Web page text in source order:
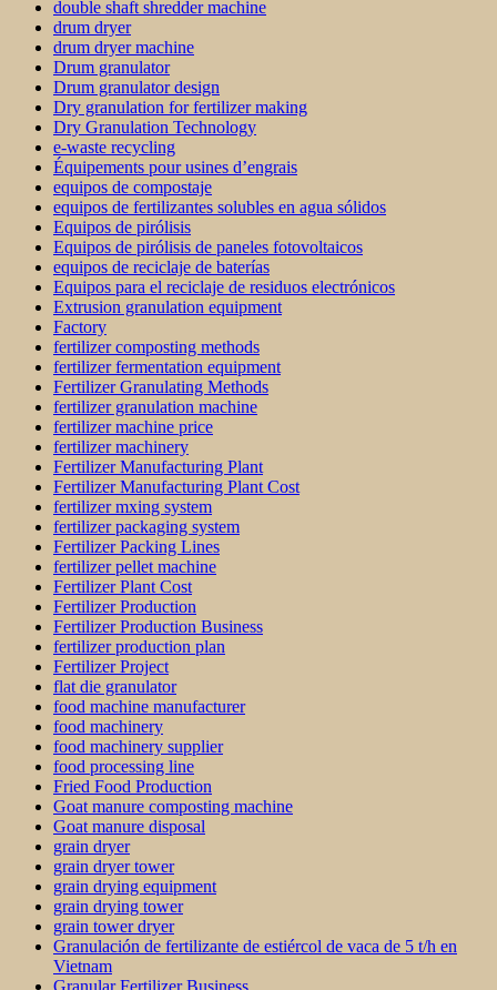
double shaft shredder machine
drum dryer
drum dryer machine
Drum granulator
Drum granulator design
Dry granulation for fertilizer making
Dry Granulation Technology
e-waste recycling
Équipements pour usines d’engrais
equipos de compostaje
equipos de fertilizantes solubles en agua sólidos
Equipos de pirólisis
Equipos de pirólisis de paneles fotovoltaicos
equipos de reciclaje de baterías
Equipos para el reciclaje de residuos electrónicos
Extrusion granulation equipment
Factory
fertilizer composting methods
fertilizer fermentation equipment
Fertilizer Granulating Methods
fertilizer granulation machine
fertilizer machine price
fertilizer machinery
Fertilizer Manufacturing Plant
Fertilizer Manufacturing Plant Cost
fertilizer mxing system
fertilizer packaging system
Fertilizer Packing Lines
fertilizer pellet machine
Fertilizer Plant Cost
Fertilizer Production
Fertilizer Production Business
fertilizer production plan
Fertilizer Project
flat die granulator
food machine manufacturer
food machinery
food machinery supplier
food processing line
Fried Food Production
Goat manure composting machine
Goat manure disposal
grain dryer
grain dryer tower
grain drying equipment
grain drying tower
grain tower dryer
Granulación de fertilizante de estiércol de vaca de 5 t/h en
Vietnam